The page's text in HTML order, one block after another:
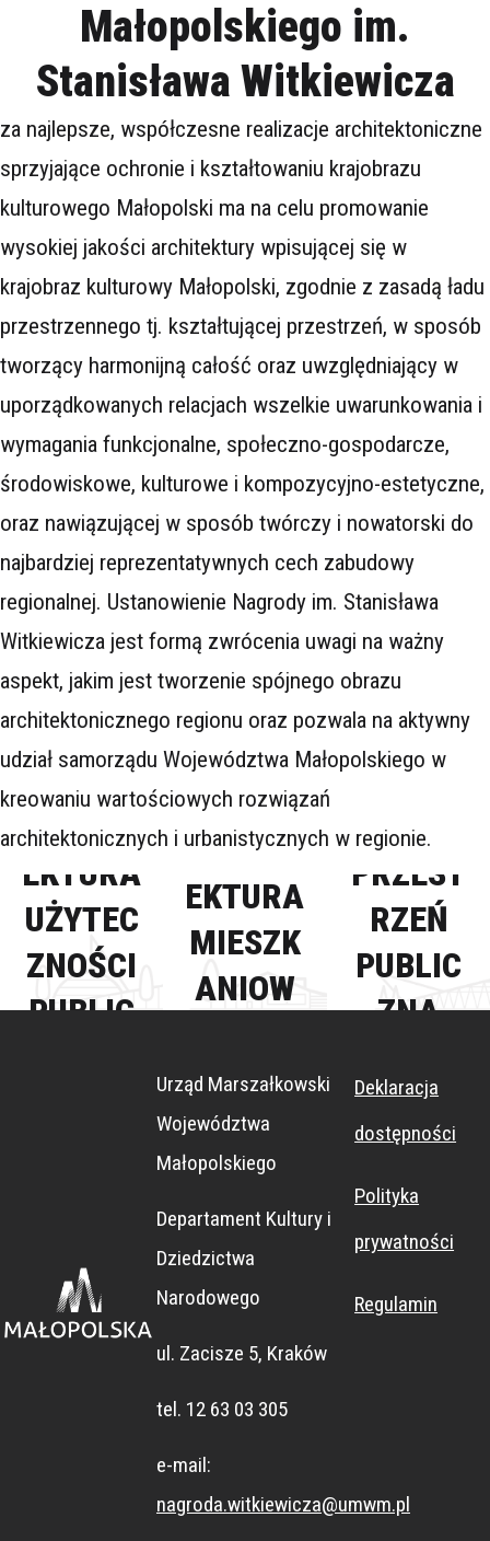
Małopolskiego im.
Stanisława Witkiewicza
za najlepsze, współczesne realizacje architektoniczne
sprzyjające ochronie i kształtowaniu krajobrazu
kulturowego Małopolski ma na celu promowanie
wysokiej jakości architektury wpisującej się w
krajobraz kulturowy Małopolski, zgodnie z zasadą ładu
przestrzennego tj. kształtującej przestrzeń, w sposób
tworzący harmonijną całość oraz uwzględniający w
uporządkowanych relacjach wszelkie uwarunkowania i
wymagania funkcjonalne, społeczno-gospodarcze,
środowiskowe, kulturowe i kompozycyjno-estetyczne,
oraz nawiązującej w sposób twórczy i nowatorski do
najbardziej reprezentatywnych cech zabudowy
regionalnej. Ustanowienie Nagrody im. Stanisława
Witkiewicza jest formą zwrócenia uwagi na ważny
aspekt, jakim jest tworzenie spójnego obrazu
architektonicznego regionu oraz pozwala na aktywny
udział samorządu Województwa Małopolskiego w
kreowaniu wartościowych rozwiązań
architektonicznych i urbanistycznych w regionie.
ARCHIT
EKTURA
UŻYTEC
ZNOŚCI
PUBLIC
ARCHIT
EKTURA
MIESZK
ANIOW
PRZEST
RZEŃ
PUBLIC
ZNA
Urząd Marszałkowski
Województwa
Małopolskiego
Departament Kultury i
Dziedzictwa
Narodowego
ul. Zacisze 5, Kraków
tel. 12 63 03 305
e-mail:
nagroda.witkiewicza@umwm.pl
Deklaracja
dostępności
Polityka
prywatności
Regulamin